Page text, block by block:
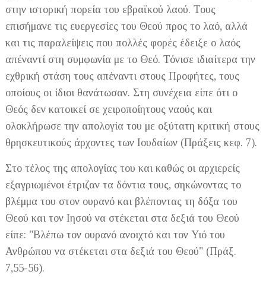
στην ιστορική πορεία του εβραϊκού λαού. Τους
επισήμανε τις ευεργεσίες του Θεού προς το λαό, αλλά
και τις παραλείψεις που πολλές φορές έδειξε ο λαός
απέναντί στη συμφωνία με το Θεό. Τόνισε ιδιαίτερα την
εχθρική στάση τους απέναντι στους Προφήτες, τους
οποίους οι ίδιοι θανάτωσαν. Στη συνέχεια είπε ότι ο
Θεός δεν κατοικεί σε χειροποίητους ναούς και
ολοκλήρωσε την απολογία του με οξύτατη κριτική στους
θρησκευτικούς άρχοντες των Ιουδαίων (Πράξεις κεφ. 7).
Στο τέλος της απολογίας του και καθώς οι αρχιερείς
εξαγριωμένοι έτριζαν τα δόντια τους, σηκώνοντας το
βλέμμα του στον ουρανό και βλέποντας τη δόξα του
Θεού και τον Ιησού να στέκεται στα δεξιά του Θεού
είπε: "Βλέπω τον ουρανό ανοιχτό και τον Υιό του
Ανθρώπου να στέκεται στα δεξιά του Θεού" (Πράξ.
7,55-56).